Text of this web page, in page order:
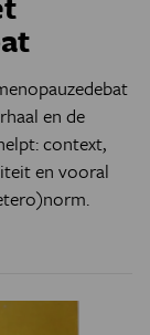
en de
context,
en vooral